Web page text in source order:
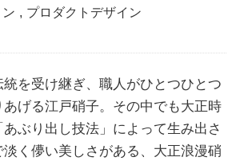
, プロダクトデザイン
を受け継ぎ、職人がひとつひとつ
げる江戸硝子。その中でも大正時
ぶり出し技法」によって生み出さ
く儚い美しさがある、大正浪漫硝